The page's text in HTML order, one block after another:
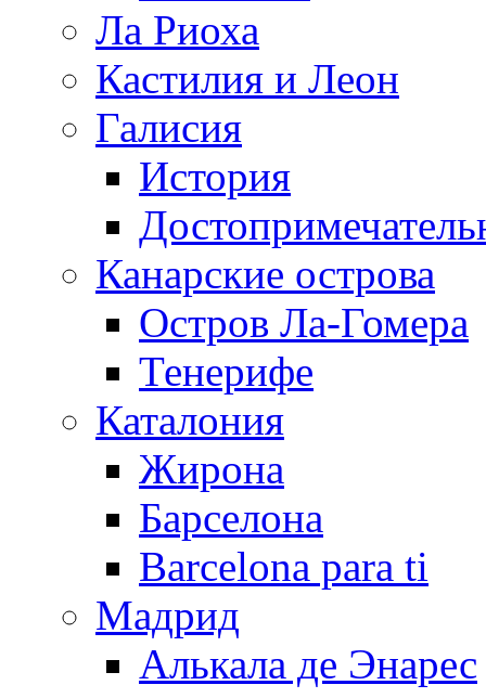
Ла Риоха
Кастилия и Леон
Галисия
История
Канарские острова
Остров Ла-Гомера
Тенерифе
Каталония
Жирона
Барселона
Barcelona para ti
Мадрид
Алькала де Энарес